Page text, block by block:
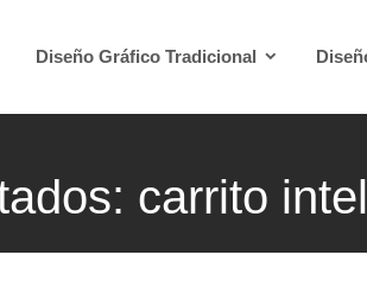
Diseño Gráfico Tradicional
carrito